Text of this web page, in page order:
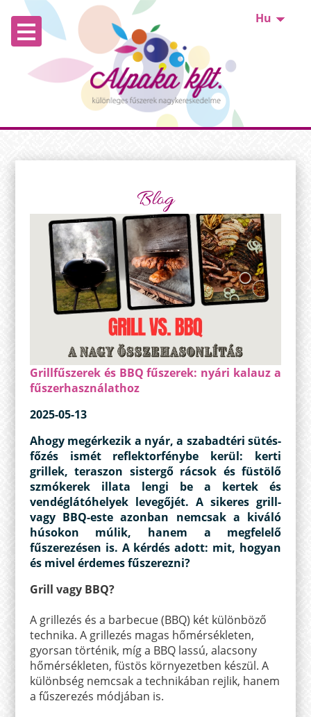
Hu
Blog
Grillfűszerek és BBQ fűszerek: nyári kalauz a
fűszerhasználathoz
2025-05-13
Ahogy megérkezik a nyár, a szabadtéri sütés-
főzés ismét reflektorfénybe kerül: kerti
grillek, teraszon sistergő rácsok és füstölő
szmókerek illata lengi be a kertek és
vendéglátóhelyek levegőjét. A sikeres grill-
vagy BBQ-este azonban nemcsak a kiváló
húsokon múlik, hanem a megfelelő
fűszerezésen is. A kérdés adott: mit, hogyan
és mivel érdemes fűszerezni?
Grill vagy BBQ?
A grillezés és a barbecue (BBQ) két különböző
technika. A grillezés magas hőmérsékleten,
gyorsan történik, míg a BBQ lassú, alacsony
hőmérsékleten, füstös környezetben készül. A
különbség nemcsak a technikában rejlik, hanem
a fűszerezés módjában is.